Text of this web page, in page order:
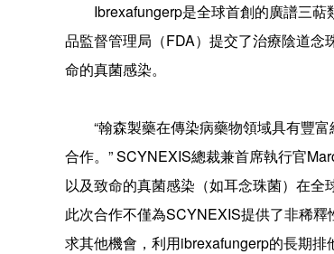
Ibrexafungerp是全球首創的廣譜三
品監督管理局（FDA）提交了治療陰道
命的真菌感染。
“翰森製藥在傳染病藥物領域具有豐
合作。” SCYNEXIS總裁兼首席執行官
以及致命的真菌感染（如耳念珠菌）在全
此次合作不僅為SCYNEXIS提供了非稀
求其他機會，利用ibrexafungerp的長期